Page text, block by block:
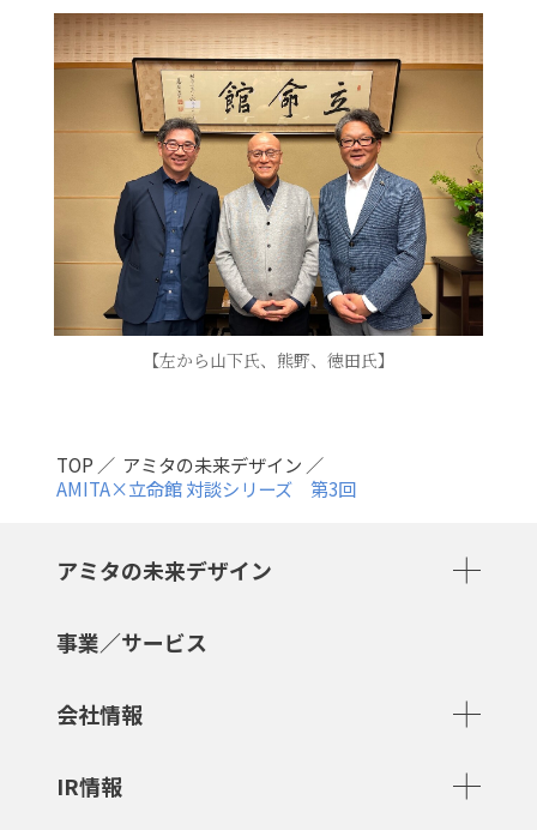
【左から山下氏、熊野、徳田氏】
TOP
アミタの未来デザイン
AMITA×立命館 対談シリーズ 第3回
アミタの未来デザイン
事業／サービス
会社情報
IR情報